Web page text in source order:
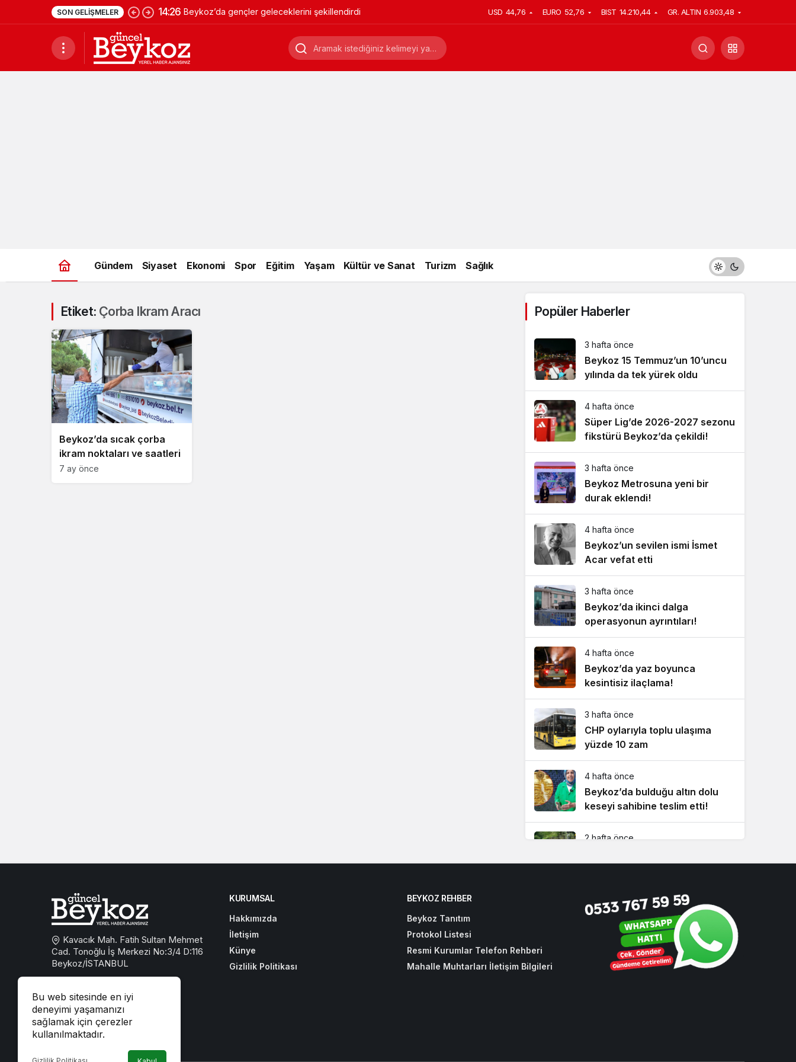
SON GELIŞMELER 14:26 Beykoz’da gençler geleceklerini şekillendirdi USD 44,76 EURO 52,76 BIST 14.210,44 GR. ALTIN 6.903,48
Gündem Siyaset Ekonomi Spor Eğitim Yaşam Kültür ve Sanat Turizm Sağlık
Etiket: Çorba Ikram Aracı
Beykoz’da sıcak çorba
ikram noktaları ve saatleri
7 ay önce
Popüler Haberler
3 hafta önce
Beykoz 15 Temmuz’un 10’uncu
yılında da tek yürek oldu
4 hafta önce
Süper Lig’de 2026-2027 sezonu
fikstürü Beykoz’da çekildi!
3 hafta önce
Beykoz Metrosuna yeni bir
durak eklendi!
4 hafta önce
Beykoz’un sevilen ismi İsmet
Acar vefat etti
3 hafta önce
Beykoz’da ikinci dalga
operasyonun ayrıntıları!
4 hafta önce
Beykoz’da yaz boyunca
kesintisiz ilaçlama!
3 hafta önce
CHP oylarıyla toplu ulaşıma
yüzde 10 zam
4 hafta önce
Beykoz’da bulduğu altın dolu
keseyi sahibine teslim etti!
2 hafta önce
4 hafta önce
Dikkat! Beykoz’un 4 büyük
mahallesinde su kesintisi
Bu web sitesinde en iyi
deneyimi yaşamanızı
sağlamak için çerezler
kullanılmaktadır.
Kavacık Mah. Fatih Sultan Mehmet
Cad. Tonoğlu İş Merkezi No:3/4 D:116
Beykoz/İSTANBUL
beykozguncel@gmail.com
iletisim@beykozguncel.com
KURUMSAL
Hakkımızda
İletişim
Künye
Gizlilik Politikası
BEYKOZ REHBER
Beykoz Tanıtım
Protokol Listesi
Resmi Kurumlar Telefon Rehberi
Mahalle Muhtarları İletişim Bilgileri